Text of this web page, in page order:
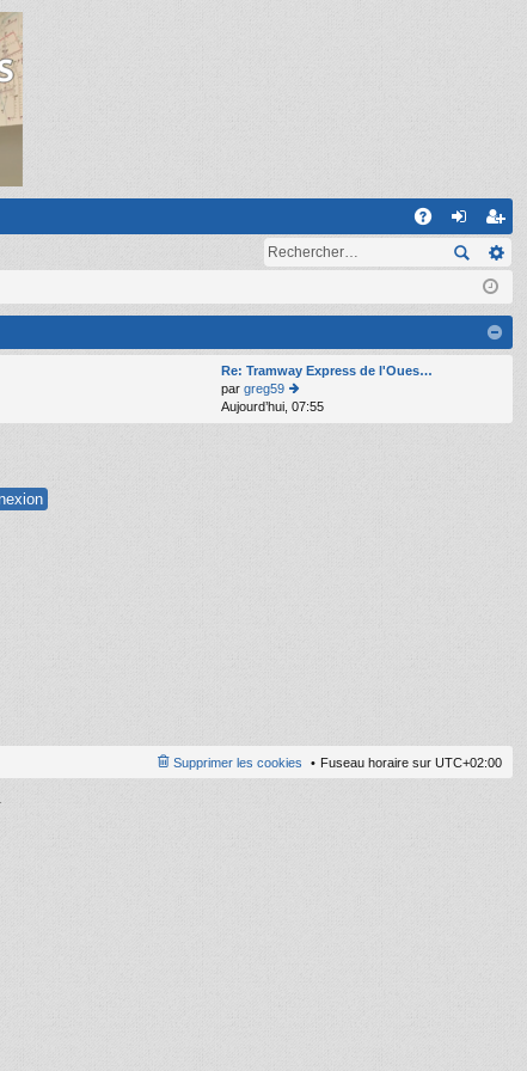
on
on
ns
cri
pti
on
Re: Tramway Express de l'Oues…
par greg59
o
n
Aujourd’hui, 07:55
Fuseau horaire sur UTC+02:00
Supprimer les cookies